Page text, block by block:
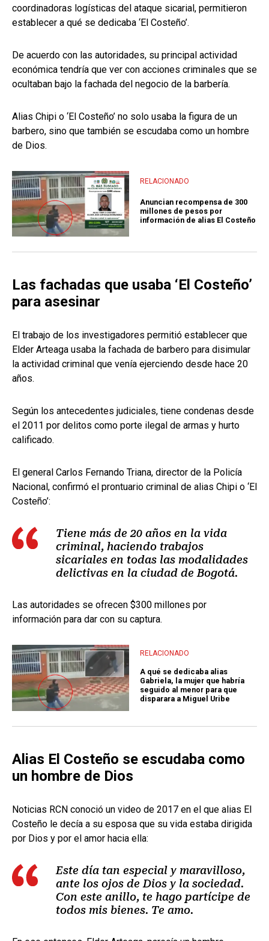
coordinadoras logísticas del ataque sicarial, permitieron
establecer a qué se dedicaba ‘El Costeño’.
De acuerdo con las autoridades, su principal actividad
económica tendría que ver con acciones criminales que se
ocultaban bajo la fachada del negocio de la barbería.
Alias Chipi o ‘El Costeño’ no solo usaba la figura de un
barbero, sino que también se escudaba como un hombre
de Dios.
RELACIONADO
Anuncian recompensa de 300
millones de pesos por
información de alias El Costeño
Las fachadas que usaba ‘El Costeño’
para asesinar
El trabajo de los investigadores permitió establecer que
Elder Arteaga usaba la fachada de barbero para disimular
la actividad criminal que venía ejerciendo desde hace 20
años.
Según los antecedentes judiciales, tiene condenas desde
el 2011 por delitos como porte ilegal de armas y hurto
calificado.
El general Carlos Fernando Triana, director de la Policía
Nacional, confirmó el prontuario criminal de alias Chipi o ‘El
Costeño’:
Tiene más de 20 años en la vida
criminal, haciendo trabajos
sicariales en todas las modalidades
delictivas en la ciudad de Bogotá.
Las autoridades se ofrecen $300 millones por
información para dar con su captura.
RELACIONADO
A qué se dedicaba alias
Gabriela, la mujer que habría
seguido al menor para que
disparara a Miguel Uribe
Alias El Costeño se escudaba como
un hombre de Dios
Noticias RCN conoció un video de 2017 en el que alias El
Costeño le decía a su esposa que su vida estaba dirigida
por Dios y por el amor hacia ella:
Este día tan especial y maravilloso,
ante los ojos de Dios y la sociedad.
Con este anillo, te hago partícipe de
todos mis bienes. Te amo.